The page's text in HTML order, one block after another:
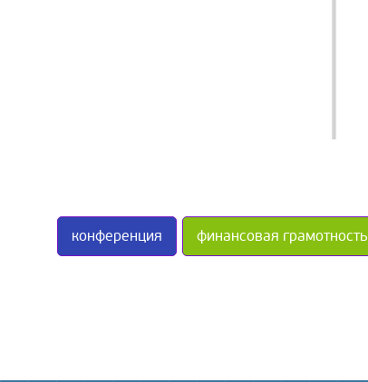
конференция финансовая грамотность